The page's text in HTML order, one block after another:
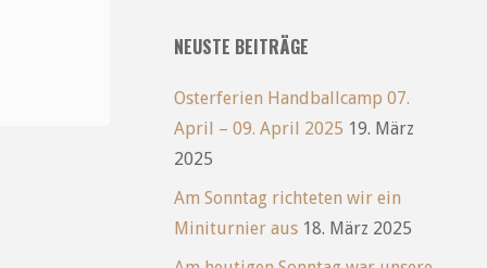
NEUSTE BEITRÄGE
Osterferien Handballcamp 07.
April – 09. April 2025 19. März
2025
Am Sonntag richteten wir ein
Miniturnier aus 18. März 2025